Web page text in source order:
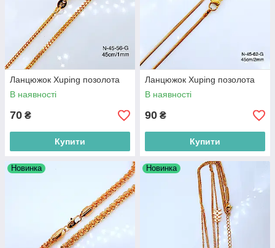
Ланцюжок Xuping позолота
В наявності
70 ₴
Купити
Ланцюжок Xuping позолота
В наявності
90 ₴
Купити
Новинка Новинка